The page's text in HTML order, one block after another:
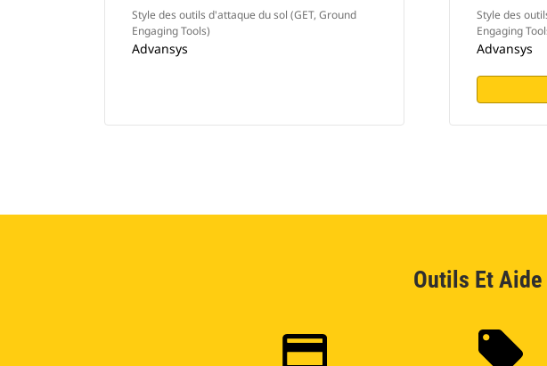
Style des outils d'attaque du sol (GET, Ground
Engaging Tools)
Advansys
Style des
Engaging
Advansys
Outils Et Aide